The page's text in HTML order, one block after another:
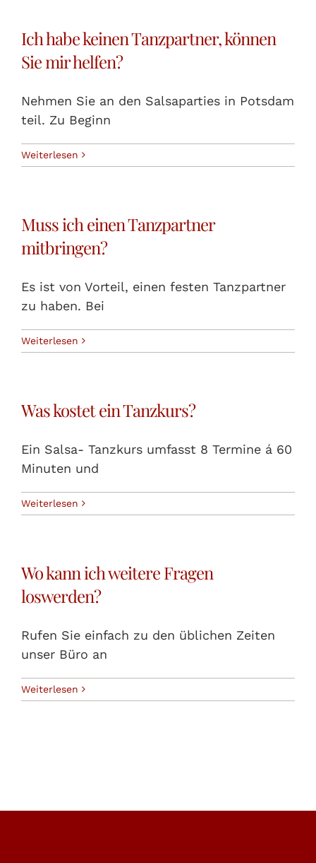
Ich habe keinen Tanzpartner, können
Sie mir helfen?
Nehmen Sie an den Salsaparties in Potsdam
teil. Zu Beginn
Weiterlesen
Muss ich einen Tanzpartner
mitbringen?
Es ist von Vorteil, einen festen Tanzpartner
zu haben. Bei
Weiterlesen
Was kostet ein Tanzkurs?
Ein Salsa- Tanzkurs umfasst 8 Termine á 60
Minuten und
Weiterlesen
Wo kann ich weitere Fragen
loswerden?
Rufen Sie einfach zu den üblichen Zeiten
unser Büro an
Weiterlesen